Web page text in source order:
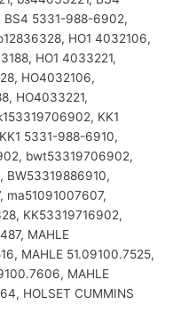
5331-988-6902,
HO1 4032106,
HO1 4033221,
HO4032106,
HO4033221,
KK1
5331-988-6910,
bwt53319706902,
BW53319886910,
ma51091007607,
KK53319716902,
MAHLE
MAHLE 51.09100.7525,
MAHLE
HOLSET CUMMINS